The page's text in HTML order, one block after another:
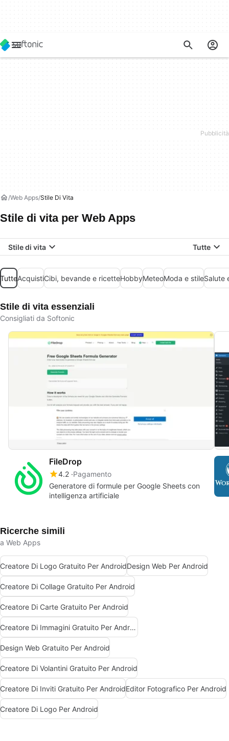
Web Apps Stile Di Vita
Stile di vita per Web Apps
Stile di vita Tutte
TutteAcquistiCibi, bevande e ricetteHobbyMeteoModa e stileSalute
Stile di vita essenziali
Consigliati da Softonic
FileDrop
4.2 Pagamento
Generatore di formule per Google Sheets con
intelligenza artificiale
Ricerche simili
a Web Apps
Creatore Di Logo Gratuito Per AndroidDesign Web Per Android
Creatore Di Collage Gratuito Per Android
Creatore Di Carte Gratuito Per Android
Creatore Di Immagini Gratuito Per Android
Design Web Gratuito Per Android
Creatore Di Volantini Gratuito Per Android
Creatore Di Inviti Gratuito Per AndroidEditor Fotografico Per Android
Creatore Di Logo Per Android